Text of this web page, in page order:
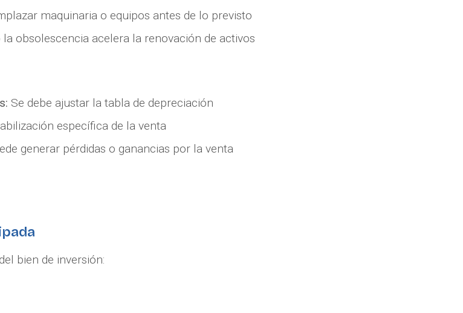
maquinaria o equipos antes de lo previsto
la obsolescencia acelera la renovación de activos
Se debe ajustar la tabla de depreciación
específica de la venta
generar pérdidas o ganancias por la venta
bien de inversión: